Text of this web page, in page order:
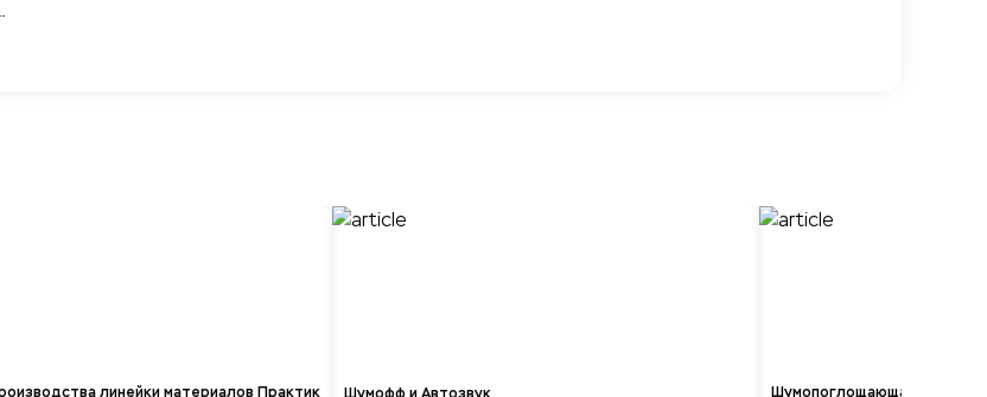
линейки материалов Практик Шумофф и Автозвук Шумопоглощающая вставка